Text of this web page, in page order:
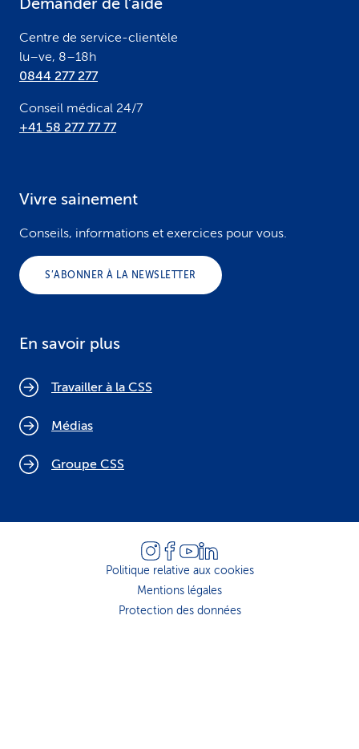
Centre de service-clientèle
lu–ve, 8–18h
0844 277 277
Conseil médical 24/7
+41 58 277 77 77
Vivre sainement
Conseils, informations et exercices pour vous.
S’ABONNER À LA NEWSLETTER
En savoir plus
Travailler à la CSS
Médias
Groupe CSS
Politique relative aux cookies
Mentions légales
Protection des données